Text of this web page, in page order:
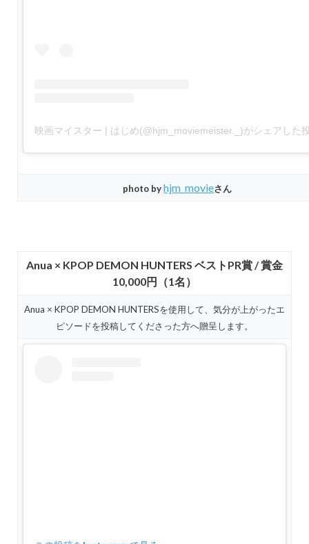
映画マイスター | はじめ(@hjm_moviemeister._)がシェアした
photo by hjm_movieさん
Anua × KPOP DEMON HUNTERS ベストPR賞 / 賞金
10,000円（1名）
Anua × KPOP DEMON HUNTERSを使用して、気分が上がったエ
ピソードを投稿してくださった方へ贈呈します。